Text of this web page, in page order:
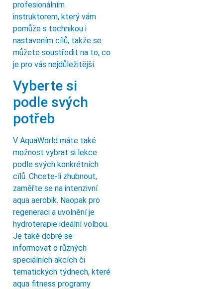
profesionálním
instruktorem, který vám
pomůže s technikou i
nastavením cílů, takže se
můžete soustředit na to, co
je pro vás nejdůležitější.
Vyberte si
podle svých
potřeb
V AquaWorld máte také
možnost vybrat si lekce
podle svých konkrétních
cílů. Chcete-li zhubnout,
zaměřte se na intenzivní
aqua aerobik. Naopak pro
regeneraci a uvolnění je
hydroterapie ideální volbou.
Je také dobré se
informovat o různých
speciálních akcích či
tematických týdnech, které
aqua fitness programy